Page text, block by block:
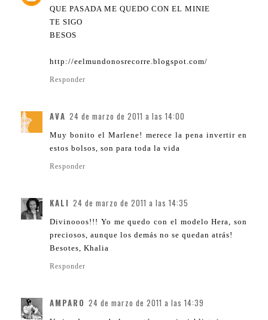
QUE PASADA ME QUEDO CON EL MINIE
TE SIGO
BESOS
http://eelmundonosrecorre.blogspot.com/
Responder
AVA 24 de marzo de 2011 a las 14:00
Muy bonito el Marlene! merece la pena invertir en
estos bolsos, son para toda la vida
Responder
KALI 24 de marzo de 2011 a las 14:35
Divinooos!!! Yo me quedo con el modelo Hera, son
preciosos, aunque los demás no se quedan atrás!
Besotes, Khalia
Responder
AMPARO 24 de marzo de 2011 a las 14:39